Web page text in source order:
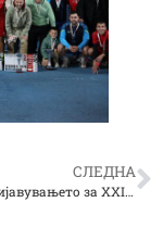
СЛЕДНА
Започна пријавувањето за XXII Меморијален турнир во мал фудбал „Оливер Соколов – Сокол“ – Сокол ВЛТ 2026